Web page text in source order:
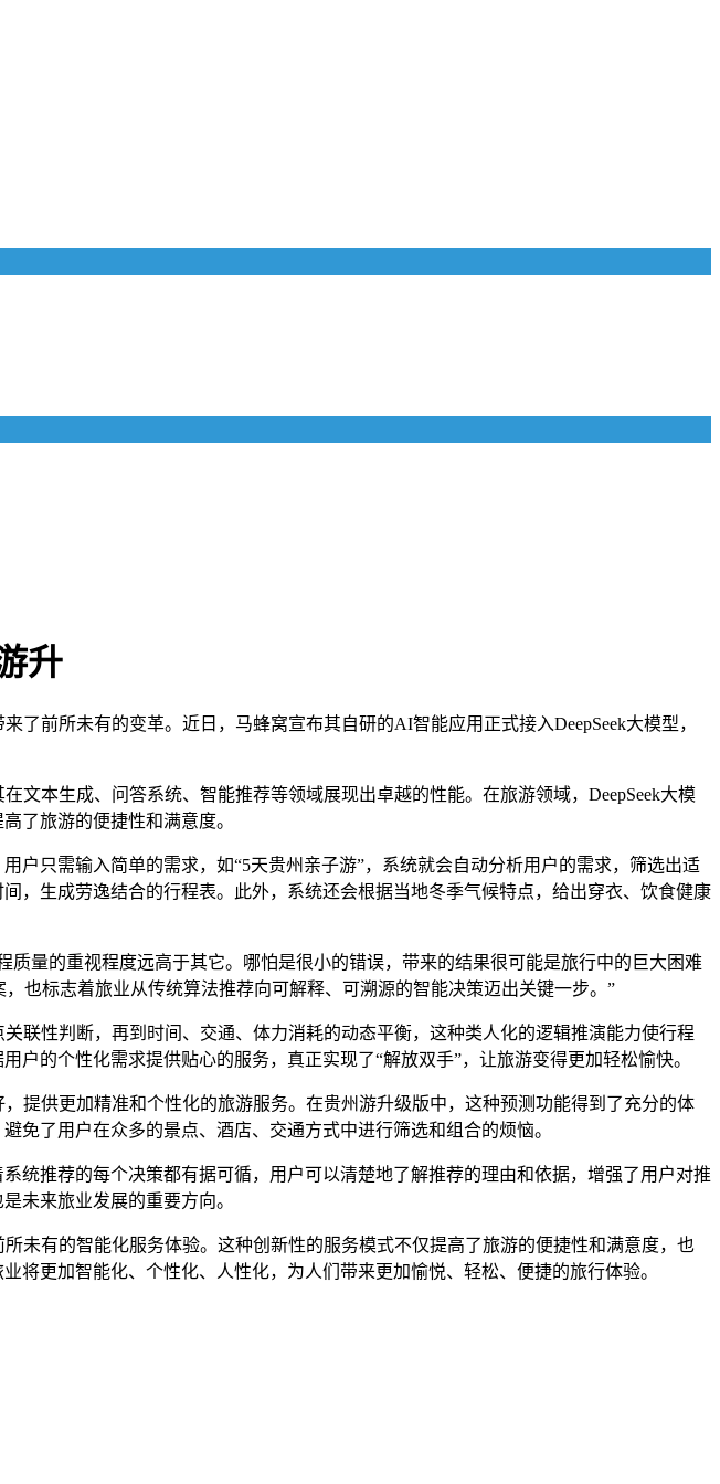
升
前所未有的变革。近日，马蜂窝宣布其自研的AI智能应用正式接入DeepSeek大模型，
本生成、问答系统、智能推荐等领域展现出卓越的性能。在旅游领域，DeepSeek大模
了旅游的便捷性和满意度。
只需输入简单的需求，如“5天贵州亲子游”，系统就会自动分析用户的需求，筛选出适
，生成劳逸结合的行程表。此外，系统还会根据当地冬季气候特点，给出穿衣、饮食健康
的重视程度远高于其它。哪怕是很小的错误，带来的结果很可能是旅行中的巨大困难
也标志着旅业从传统算法推荐向可解释、可溯源的智能决策迈出关键一步。”
性判断，再到时间、交通、体力消耗的动态平衡，这种类人化的逻辑推演能力使行程
的个性化需求提供贴心的服务，真正实现了“解放双手”，让旅游变得更加轻松愉快。
供更加精准和个性化的旅游服务。在贵州游升级版中，这种预测功能得到了充分的体
免了用户在众多的景点、酒店、交通方式中进行筛选和组合的烦恼。
推荐的每个决策都有据可循，用户可以清楚地了解推荐的理由和依据，增强了用户对推
未来旅业发展的重要方向。
有的智能化服务体验。这种创新性的服务模式不仅提高了旅游的便捷性和满意度，也
更加智能化、个性化、人性化，为人们带来更加愉悦、轻松、便捷的旅行体验。